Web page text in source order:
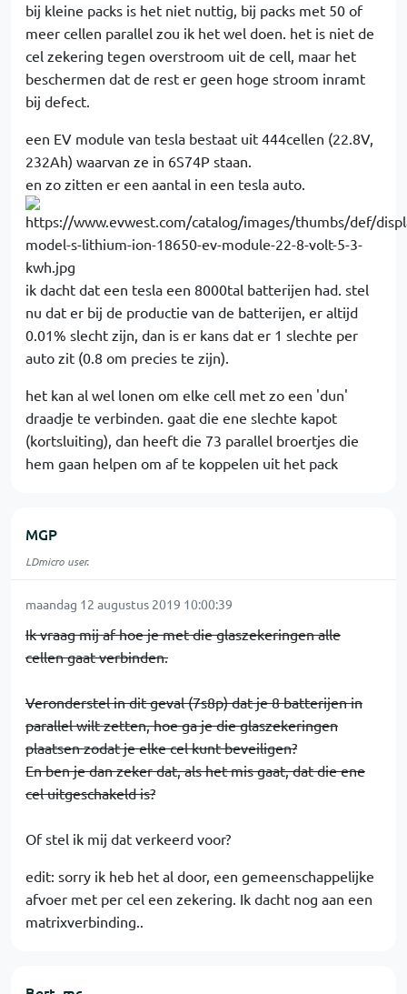
bij kleine packs is het niet nuttig, bij packs met 50 of
meer cellen parallel zou ik het wel doen. het is niet de
cel zekering tegen overstroom uit de cell, maar het
beschermen dat de rest er geen hoge stroom inramt
bij defect.
een EV module van tesla bestaat uit 444cellen (22.8V,
232Ah) waarvan ze in 6S74P staan.
en zo zitten er een aantal in een tesla auto.
ik dacht dat een tesla een 8000tal batterijen had. stel
nu dat er bij de productie van de batterijen, er altijd
0.01% slecht zijn, dan is er kans dat er 1 slechte per
auto zit (0.8 om precies te zijn).
het kan al wel lonen om elke cell met zo een 'dun'
draadje te verbinden. gaat die ene slechte kapot
(kortsluiting), dan heeft die 73 parallel broertjes die
hem gaan helpen om af te koppelen uit het pack
MGP
LDmicro user.
maandag 12 augustus 2019 10:00:39
Ik vraag mij af hoe je met die glaszekeringen alle
cellen gaat verbinden.
Veronderstel in dit geval (7s8p) dat je 8 batterijen in
parallel wilt zetten, hoe ga je die glaszekeringen
plaatsen zodat je elke cel kunt beveiligen?
En ben je dan zeker dat, als het mis gaat, dat die ene
cel uitgeschakeld is?
Of stel ik mij dat verkeerd voor?
edit: sorry ik heb het al door, een gemeenschappelijke
afvoer met per cel een zekering. Ik dacht nog aan een
matrixverbinding..